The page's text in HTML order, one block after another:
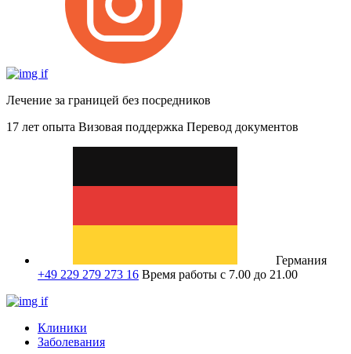
Лечение за границей без посредников
17 лет опыта Визовая поддержка Перевод документов
Германия
+49 229 279 273 16 Время работы с 7.00 до 21.00
Клиники
Заболевания